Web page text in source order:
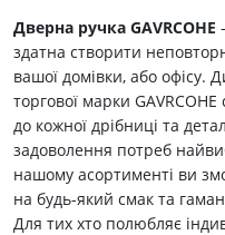
Дверна ручка GAVRCOHE
здатна створити
вашої домівки, або офісу.
торгової марки
до кожної дрібниці та
задоволення потреб
нашому асортименті ви
на будь-який смак та
Для тих хто полюбляє